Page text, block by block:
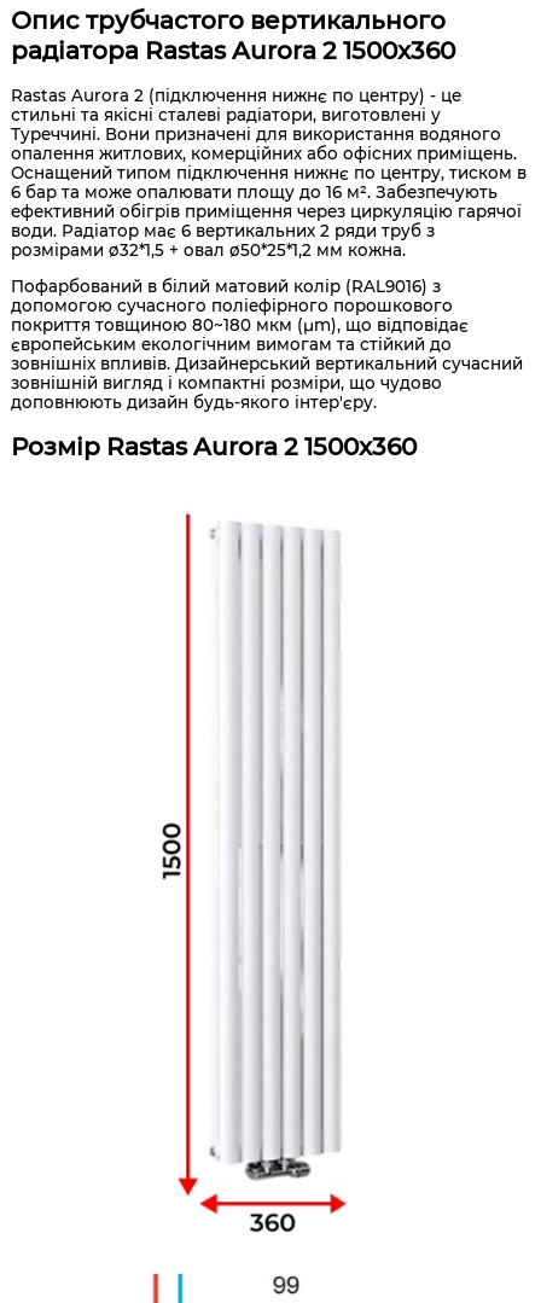
Опис трубчастого вертикального
радіатора Rastas Aurora 2 1500x360
Rastas Aurora 2 (підключення нижнє по центру) - це
стильні та якісні сталеві радіатори, виготовлені у
Туреччині. Вони призначені для використання водяного
опалення житлових, комерційних або офісних приміщень.
Оснащений типом підключення нижнє по центру, тиском в
6 бар та може опалювати площу до 16 м². Забезпечують
ефективний обігрів приміщення через циркуляцію гарячої
води. Радіатор має 6 вертикальних 2 ряди труб з
розмірами ø32*1,5 + овал ø50*25*1,2 мм кожна.
Пофарбований в білий матовий колір (RAL9016) з
допомогою сучасного поліефірного порошкового
покриття товщиною 80~180 мкм (μm), що відповідає
європейським екологічним вимогам та стійкий до
зовнішніх впливів. Дизайнерський вертикальний сучасний
зовнішній вигляд і компактні розміри, що чудово
доповнюють дизайн будь-якого інтер'єру.
Розмір Rastas Aurora 2 1500x360